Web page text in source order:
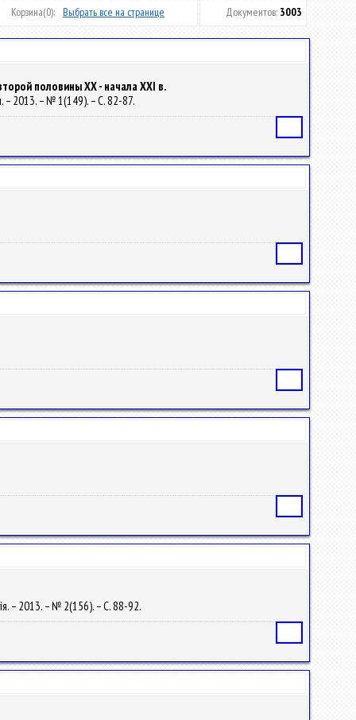
Корзина(0): Выбрать все на странице Документов: 3003
половины ХХ - начала XXI в.
– 2013. – № 1(149). – С. 82-87.
– 2013. – № 2(156). – С. 88-92.